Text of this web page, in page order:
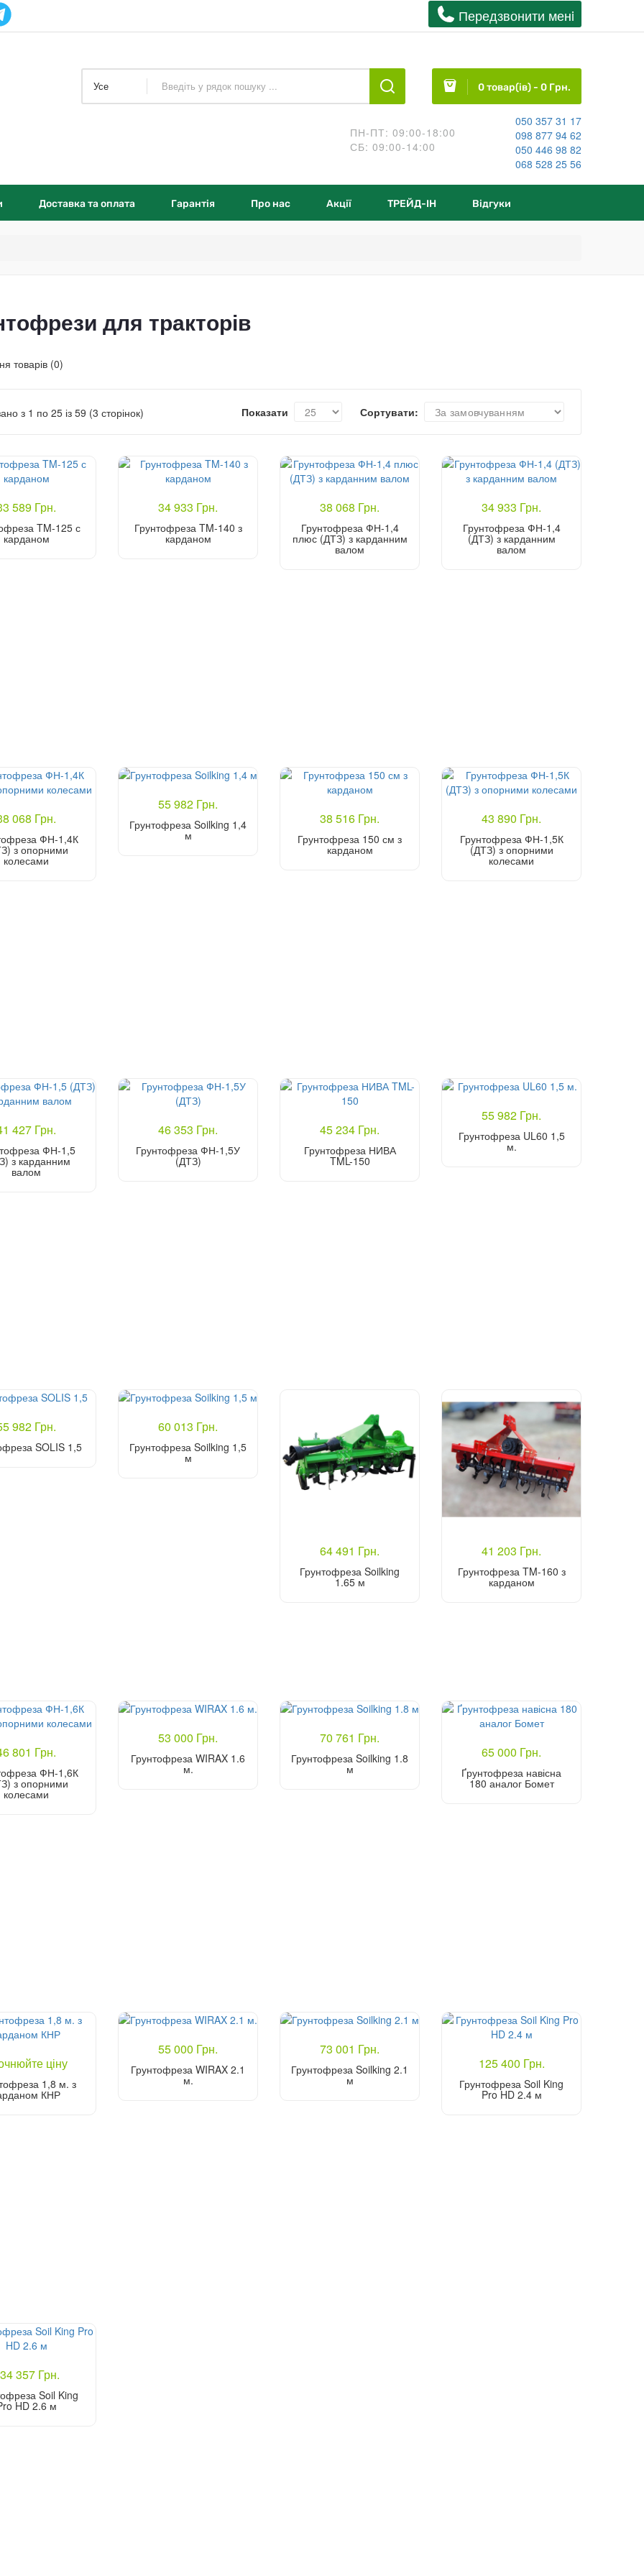
Передзвонити менi
0 товар(ів) - 0 Грн.
Усе
ПН-ПТ: 09:00-18:00
СБ: 09:00-14:00
050 357 31 17
098 877 94 62
050 446 98 82
068 528 25 56
Доставка та оплата Гарантія Про нас Акції ТРЕЙД-IН Відгуки
для тракторів
товарів (0)
з 1 по 25 із 59 (3 сторінок) Сортувати:
Показати
589 Грн.
TM-125 с
карданом
34 933 Грн.
Грунтофреза TM-140 з
карданом
38 068 Грн.
Грунтофреза ФН-1,4
плюс (ДТЗ) з карданним
валом
34 933 Грн.
Грунтофреза ФН-1,4
(ДТЗ) з карданним
валом
068 Грн.
ФН-1,4К
з опорними
колесами
55 982 Грн.
Грунтофреза Soilking 1,4
м
38 516 Грн.
Грунтофреза 150 см з
карданом
43 890 Грн.
Грунтофреза ФН-1,5К
(ДТЗ) з опорними
колесами
427 Грн.
ФН-1,5
з карданним
валом
46 353 Грн.
Грунтофреза ФН-1,5У
(ДТЗ)
45 234 Грн.
Грунтофреза НИВА
TML-150
55 982 Грн.
Грунтофреза UL60 1,5
м.
982 Грн.
SOLIS 1,5
60 013 Грн.
Грунтофреза Soilking 1,5
м
64 491 Грн.
Грунтофреза Soilking
1.65 м
41 203 Грн.
Грунтофреза TM-160 з
карданом
801 Грн.
ФН-1,6К
з опорними
колесами
53 000 Грн.
Грунтофреза WIRAX 1.6
м.
70 761 Грн.
Грунтофреза Soilking 1.8
м
65 000 Грн.
Ґрунтофреза навісна
180 аналог Бомет
ціну
1,8 м. з
КНР
55 000 Грн.
Грунтофреза WIRAX 2.1
м.
73 001 Грн.
Грунтофреза Soilking 2.1
м
125 400 Грн.
Грунтофреза Soil King
Pro HD 2.4 м
357 Грн.
Soil King
HD 2.6 м